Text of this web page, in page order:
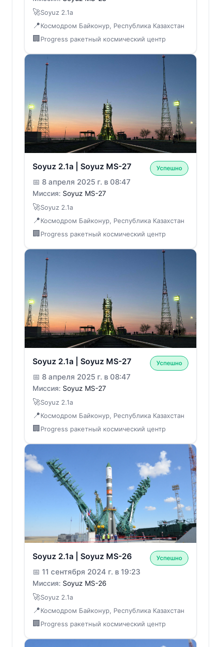
🚀Soyuz 2.1a
📍Космодром Байконур, Республика Казахстан
🏢 Progress ракетный космический центр
Soyuz 2.1a | Soyuz MS-27 Успешно
📅 8 апреля 2025 г. в 08:47
Миссия: Soyuz MS-27
🚀Soyuz 2.1a
📍Космодром Байконур, Республика Казахстан
🏢 Progress ракетный космический центр
Soyuz 2.1a | Soyuz MS-27 Успешно
📅 8 апреля 2025 г. в 08:47
Миссия: Soyuz MS-27
🚀Soyuz 2.1a
📍Космодром Байконур, Республика Казахстан
🏢 Progress ракетный космический центр
Soyuz 2.1a | Soyuz MS-26 Успешно
📅 11 сентября 2024 г. в 19:23
Миссия: Soyuz MS-26
🚀Soyuz 2.1a
📍Космодром Байконур, Республика Казахстан
🏢 Progress ракетный космический центр